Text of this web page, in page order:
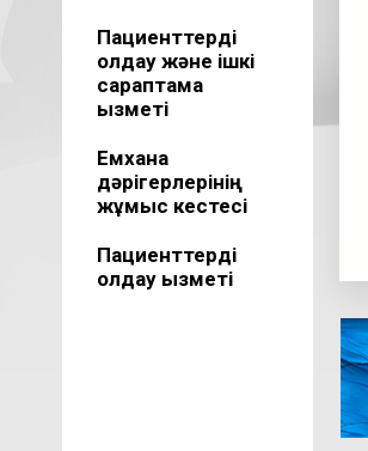
Пациенттерді
қолдау және ішкі
сараптама
қызметі
Емхана
дәрігерлерінің
жұмыс кестесі
Пациенттерді
қолдау қызметі